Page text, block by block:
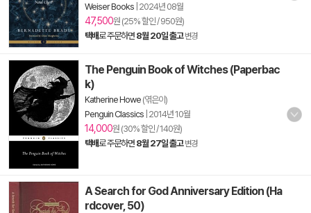
Weiser Books 2024년 08월
47,500원 (25% 할인 / 950원)
택배로 주문하면 8월 20일 출고 변경
The Penguin Book of Witches (Paperbac
k)
Katherine Howe (엮은이)
Penguin Classics 2014년 10월
14,000원 (30% 할인 / 140원)
택배로 주문하면 8월 27일 출고 변경
A Search for God Anniversary Edition (Ha
rdcover, 50)